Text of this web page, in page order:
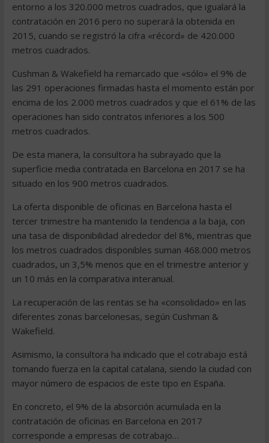
entorno a los 320.000 metros cuadrados, que igualará la
contratación en 2016 pero no superará la obtenida en
2015, cuando se registró la cifra «récord» de 420.000
metros cuadrados.
Cushman & Wakefield ha remarcado que «sólo» el 9% de
las 291 operaciones firmadas hasta el momento están por
encima de los 2.000 metros cuadrados y que el 61% de las
operaciones han sido contratos inferiores a los 500
metros cuadrados.
De esta manera, la consultora ha subrayado que la
superficie media contratada en Barcelona en 2017 se ha
situado en los 900 metros cuadrados.
La oferta disponible de oficinas en Barcelona hasta el
tercer trimestre ha mantenido la tendencia a la baja, con
una tasa de disponibilidad alrededor del 8%, mientras que
los metros cuadrados disponibles suman 468.000 metros
cuadrados, un 3,5% menos que en el trimestre anterior y
un 10 más en la comparativa interanual.
La recuperación de las rentas se ha «consolidado» en las
diferentes zonas barcelonesas, según Cushman &
Wakefield.
Asimismo, la consultora ha indicado que el cotrabajo está
tomando fuerza en la capital catalana, siendo la ciudad con
mayor número de espacios de este tipo en España.
En concreto, el 9% de la absorción acumulada en la
contratación de oficinas en Barcelona en 2017
corresponde a empresas de cotrabajo…